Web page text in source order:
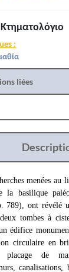
:
liées
menées au
la basilique
789), ont révélé
tombes à
édifice
circulaire en
placage de